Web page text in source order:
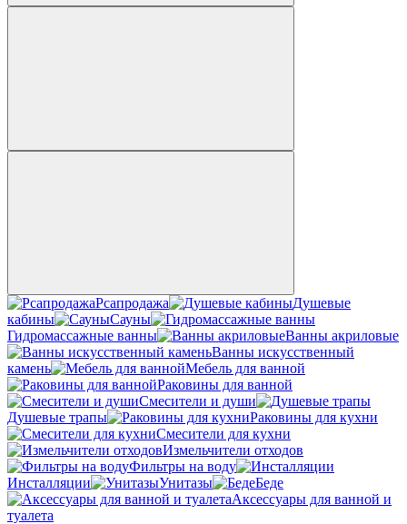
Рсапродажа
Душевые
кабины
Сауны
Гидромассажные ванны
Ванны акриловые
Ванны искусственный
камень
Мебель для ванной
Раковины для ванной
Смесители и души
Душевые трапы
Раковины для кухни
Смесители для кухни
Измельчители отходов
Фильтры на воду
Инсталляции
Унитазы
Беде
Аксессуары для ванной и
туалета